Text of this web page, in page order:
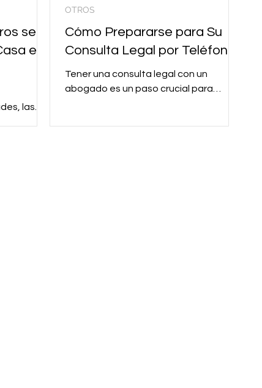
ser
en
las
Cómo Prepararse para Su
Consulta Legal por Teléfono
Tener una consulta legal con un
abogado es un paso crucial para
OTROS